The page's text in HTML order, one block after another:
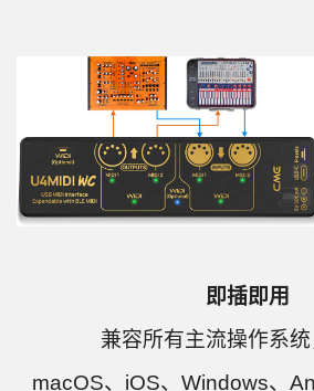
即插即用
兼容所有主流操作系统
macOS、iOS、Windows、